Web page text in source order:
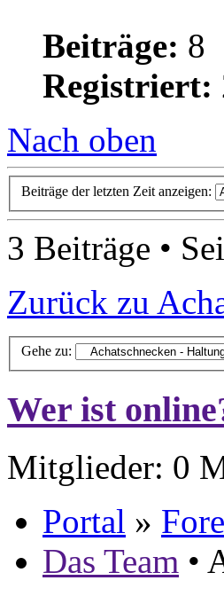
Beiträge: 8
Registriert:
Nach oben
Beiträge der letzten Zeit anzeigen:
3 Beiträge •
Zurück zu
Gehe zu:
Wer ist
Mitglieder: 0
Portal »
Das Team •